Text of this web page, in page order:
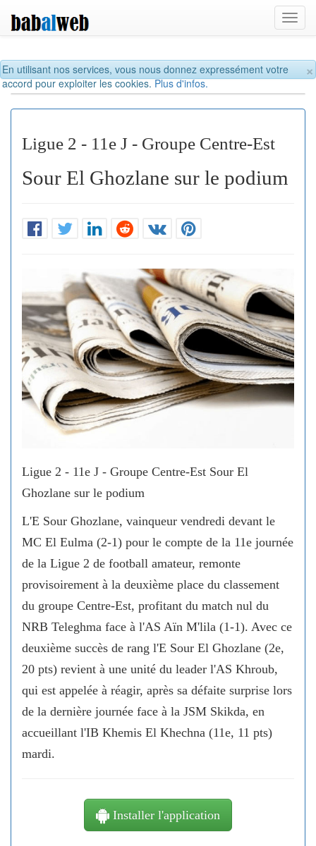
×
En utilisant nos services, vous nous donnez expressément votre
accord pour exploiter les cookies.Plus d'infos.
Ligue 2 - 11e J - Groupe Centre-Est
Sour El Ghozlane sur le podium
Ligue 2 - 11e J - Groupe Centre-Est Sour El
Ghozlane sur le podium
L'E Sour Ghozlane, vainqueur vendredi devant le
MC El Eulma (2-1) pour le compte de la 11e journée
de la Ligue 2 de football amateur, remonte
provisoirement à la deuxième place du classement
du groupe Centre-Est, profitant du match nul du
NRB Teleghma face à l'AS Aïn M'lila (1-1). Avec ce
deuxième succès de rang l'E Sour El Ghozlane (2e,
20 pts) revient à une unité du leader l'AS Khroub,
qui est appelée à réagir, après sa défaite surprise lors
de la dernière journée face à la JSM Skikda, en
accueillant l'IB Khemis El Khechna (11e, 11 pts)
mardi.
Installer l'application